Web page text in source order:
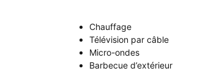
Chauffage
Télévision par câble
Micro-ondes
Barbecue d’extérieur